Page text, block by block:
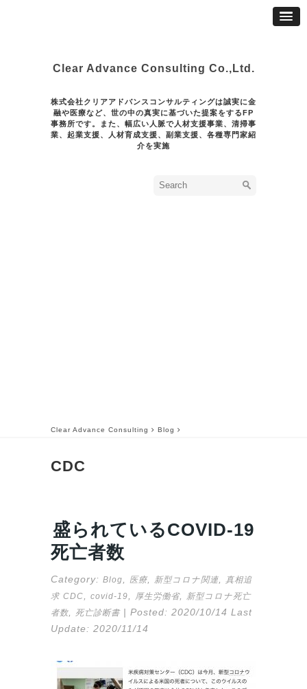
Clear Advance Consulting Co.,Ltd.
株式会社クリアアドバンスコンサルティングは誠実に金
融や医療など、世の中の真実に基づいた提案をするFP
事務所です。また、幅広い人脈で人材支援事業、清掃事
業、起業支援、人材育成支援、副業支援、各種専門家紹
介を実施
Clear Advance Consulting Blog
CDC
盛られているCOVID-19
死亡者数
Category: Blog 医療, 新型コロナ関連
真相追
求 CDC covid-19 厚生労働省,
新型コロナ死亡
者数
死亡診断書| Posted: 2020/10/14 Last
Update: 2020/11/14